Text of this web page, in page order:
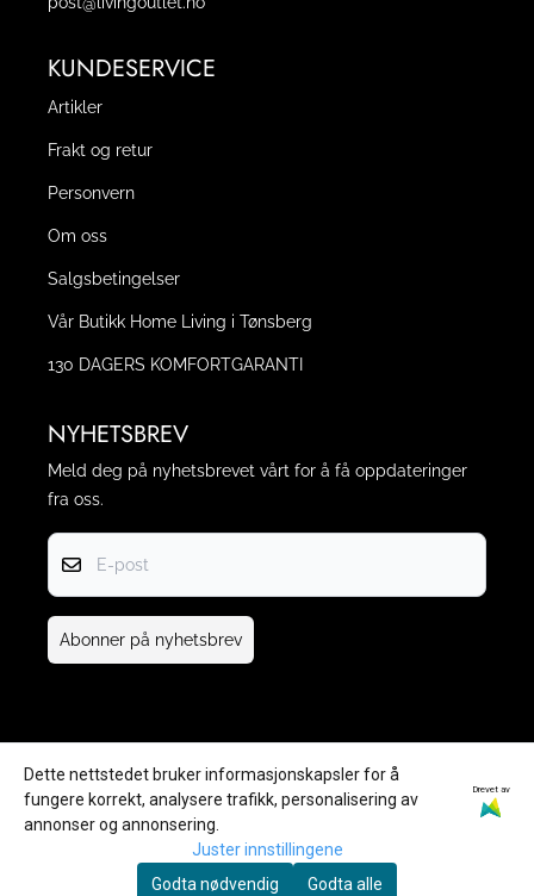
KUNDESERVICE
Artikler
Frakt og retur
Personvern
Om oss
Salgsbetingelser
Vår Butikk Home Living i Tønsberg
130 DAGERS KOMFORTGARANTI
NYHETSBREV
Meld deg på nyhetsbrevet vårt for å få oppdateringer
fra oss.
E-post
Abonner på nyhetsbrev
Ⓒ 2022 Home Living AS
Dette nettstedet bruker informasjonskapsler for å
fungere korrekt, analysere trafikk, personalisering av
annonser og annonsering.
Drevet av
Juster innstillingene
Godta nødvendig
Godta alle